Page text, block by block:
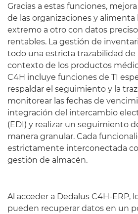
Gracias a estas funciones,
de las organizaciones y alimenta
extremo a otro con datos
rentables. La gestión de
todo una estricta trazabilidad de
contexto de los productos
C4H incluye funciones de TI
respaldar el seguimiento y la
monitorear las fechas de
integración del intercambio
(EDI) y realizar un seguimiento
manera granular. Cada
estrictamente interconectada
gestión de almacén.
Al acceder a Dedalus C4H-ERP,
pueden recuperar datos en un